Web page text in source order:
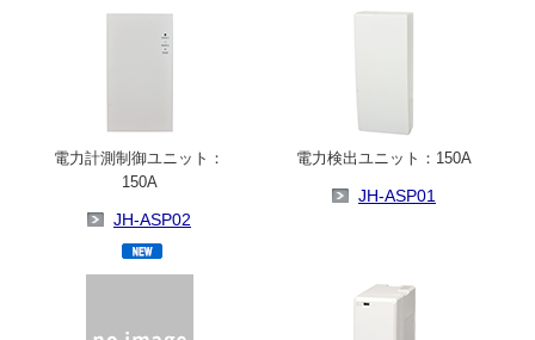
電力計測制御ユニット：
150A
JH-ASP02
電力検出ユニット：150A
JH-ASP01